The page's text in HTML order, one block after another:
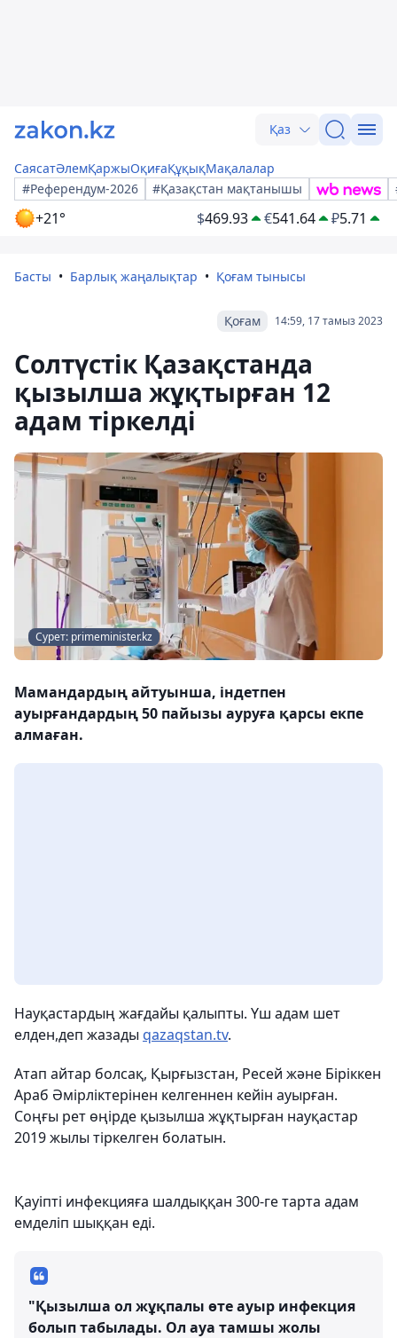
Қаз
СаясатӘлемҚаржыОқиғаҚұқықМақалалар
#Референдум-2026
#Қазақстан мақтанышы
+21° $469.93 €541.64 ₽5.71
Басты Барлық жаңалықтар Қоғам тынысы
14:59, 17 тамыз 2023
Қоғам
Солтүстік Қазақстанда
қызылша жұқтырған 12
адам тіркелді
Сурет: primeminister.kz
Мамандардың айтуынша, індетпен
ауырғандардың 50 пайызы ауруға қарсы екпе
алмаған.
Науқастардың жағдайы қалыпты. Үш адам шет
елден,деп жазады qazaqstan.tv.
Атап айтар болсақ, Қырғызстан, Ресей және Біріккен
Араб Әмірліктерінен келгеннен кейін ауырған.
Соңғы рет өңірде қызылша жұқтырған науқастар
2019 жылы тіркелген болатын.
Қауіпті инфекцияға шалдыққан 300-ге тарта адам
емделіп шыққан еді.
"Қызылша ол жұқпалы өте ауыр инфекция
болып табылады. Ол ауа тамшы жолы